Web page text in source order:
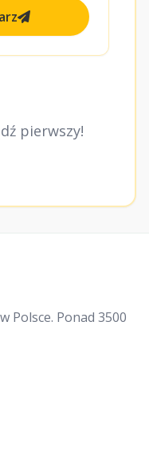
pierwszy!
Polsce. Ponad 3500